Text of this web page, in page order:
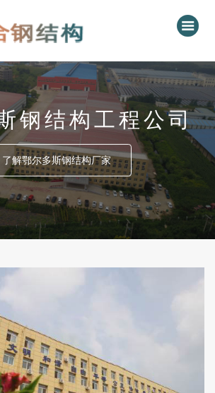
钢结构工程公司
了解鄂尔多斯钢结构厂家